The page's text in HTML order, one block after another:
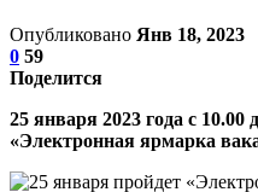
Опубликовано Янв 18, 2023
0 59
Поделится
25 января 2023 года с 10.00
«Электронная ярмарка